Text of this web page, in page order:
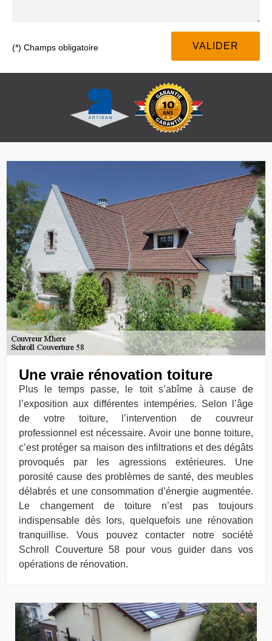
(*) Champs obligatoire
Une vraie rénovation toiture
Plus le temps passe, le toit s’abîme à cause de
l’exposition aux différentes intempéries. Selon l’âge
de votre toiture, l’intervention de couvreur
professionnel est nécessaire. Avoir une bonne toiture,
c’est protéger sa maison des infiltrations et des dégâts
provoqués par les agressions extérieures. Une
porosité cause des problèmes de santé, des meubles
délabrés et une consommation d’énergie augmentée.
Le changement de toiture n’est pas toujours
indispensable dès lors, quelquefois une rénovation
tranquillise. Vous pouvez contacter notre société
Schroll Couverture 58 pour vous guider dans vos
opérations de rénovation.